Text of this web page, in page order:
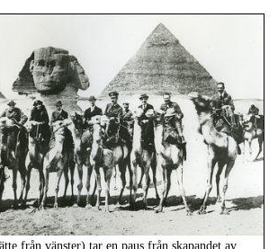
från vänster) tar en paus från skapandet av